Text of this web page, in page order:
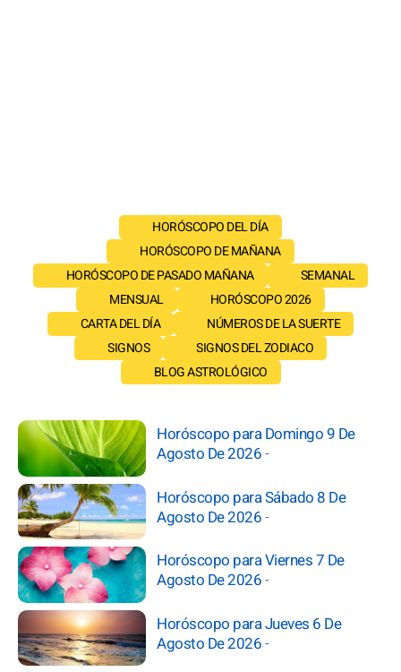
HORÓSCOPO DEL DÍA
HORÓSCOPO DE MAÑANA
HORÓSCOPO DE PASADO MAÑANA
SEMANAL
MENSUAL
HORÓSCOPO 2026
CARTA DEL DÍA
NÚMEROS DE LA SUERTE
SIGNOS
SIGNOS DEL ZODIACO
BLOG ASTROLÓGICO
Horóscopo para Domingo 9 De
Agosto De 2026-
Horóscopo para Sábado 8 De
Agosto De 2026-
Horóscopo para Viernes 7 De
Agosto De 2026-
Horóscopo para Jueves 6 De
Agosto De 2026-